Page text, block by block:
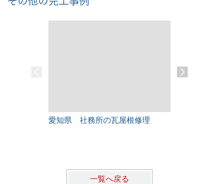
愛知県 社務所の瓦屋根修理
一覧へ戻る